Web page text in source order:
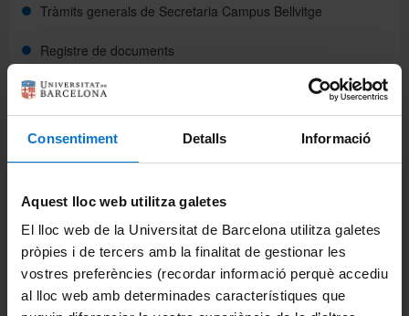
Consentiment Detalls Informació
Aquest lloc web utilitza galetes
El lloc web de la Universitat de Barcelona utilitza galetes
pròpies i de tercers amb la finalitat de gestionar les
vostres preferències (recordar informació perquè accediu
al lloc web amb determinades característiques que
Tràmits generals de Secretaria Campus Bellvitge
Registre de documents
Enllaços d'interès
Tutor Esport
EIM
Portals i intranets
Món UB (estudiants)